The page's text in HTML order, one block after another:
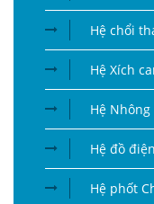
Hệ chổi
Hệ Xích
Hệ Nhông
Hệ đồ
Hệ phốt